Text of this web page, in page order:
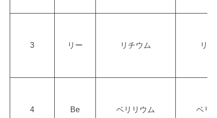
3 リー リチウム リ
4 Be ベリリウム ベリ